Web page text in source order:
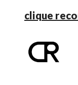
clique